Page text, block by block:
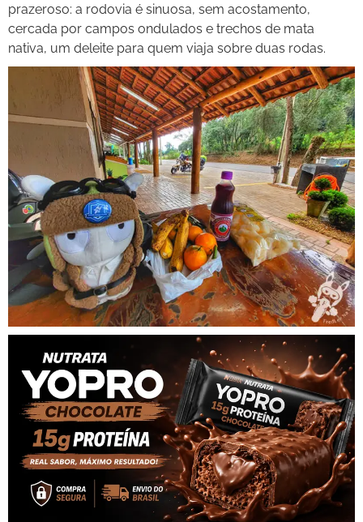
prazeroso: a rodovia é sinuosa, sem acostamento,
cercada por campos ondulados e trechos de mata
nativa, um deleite para quem viaja sobre duas rodas.